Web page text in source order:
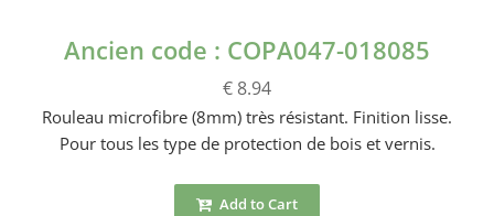
Ancien code : COPA047-018085
€ 8.94
Rouleau microfibre (8mm) très résistant. Finition lisse.
Pour tous les type de protection de bois et vernis.
Add to Cart